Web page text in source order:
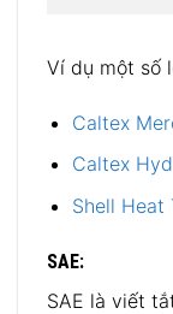
Ví dụ một số
Caltex
Caltex
Shell Heat
SAE:
SAE là viết